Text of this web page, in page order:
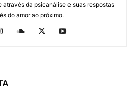
através da psicanálise e suas respostas
do amor ao próximo.